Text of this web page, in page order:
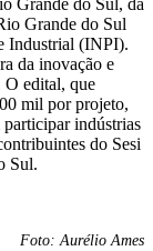
Grande do Sul, da
Grande do Sul
Industrial (INPI).
da inovação e
O edital, que
mil por projeto,
participar indústrias
do Sesi
Sul.
Foto: Aurélio Ames